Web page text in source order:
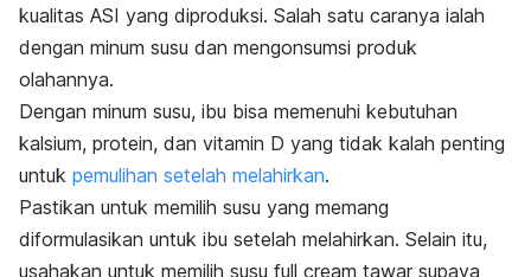
kualitas ASI yang diproduksi. Salah satu caranya ialah
dengan minum susu dan mengonsumsi produk
olahannya.
Dengan minum susu, ibu bisa memenuhi kebutuhan
kalsium, protein, dan vitamin D yang tidak kalah penting
untuk pemulihan setelah melahirkan.
Pastikan untuk memilih susu yang memang
diformulasikan untuk ibu setelah melahirkan. Selain itu,
usahakan untuk memilih susu full cream tawar supaya